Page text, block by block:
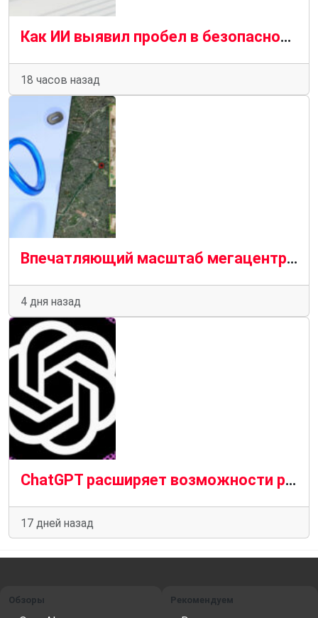
Как ИИ выявил пробел в безопасности браузера, который предприятия не могут игнорировать
18 часов назад
Впечатляющий масштаб мегацентра метаданных на спутниковом снимке над Парижем
4 дня назад
ChatGPT расширяет возможности родительского контроля.
17 дней назад
Обзоры Рекомендуем